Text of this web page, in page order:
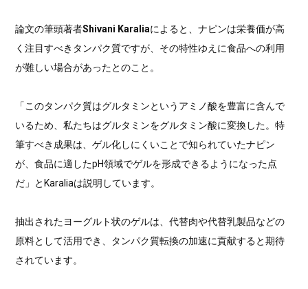
論文の筆頭著者Shivani Karaliaによると、ナピンは栄養価が高
く注目すべきタンパク質ですが、その特性ゆえに食品への利用
が難しい場合があったとのこと。
「このタンパク質はグルタミンというアミノ酸を豊富に含んで
いるため、私たちはグルタミンをグルタミン酸に変換した。特
筆すべき成果は、ゲル化しにくいことで知られていたナピン
が、食品に適したpH領域でゲルを形成できるようになった点
だ」とKaraliaは説明しています。
抽出されたヨーグルト状のゲルは、代替肉や代替乳製品などの
原料として活用でき、タンパク質転換の加速に貢献すると期待
されています。